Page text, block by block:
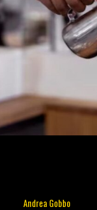
Andrea Gobbo